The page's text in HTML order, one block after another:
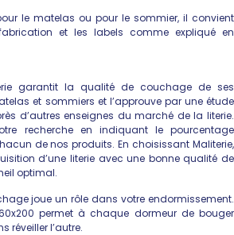
le matelas ou pour le sommier, il convient
fabrication et les labels comme expliqué en
garantit la qualité de couchage de ses
et sommiers et l’approuve par une étude
d’autres enseignes du marché de la literie.
recherche en indiquant le pourcentage
de nos produits. En choisissant Maliterie,
d’une literie avec une bonne qualité de
optimal.
joue un rôle dans votre endormissement.
permet à chaque dormeur de bouger
réveiller l’autre.